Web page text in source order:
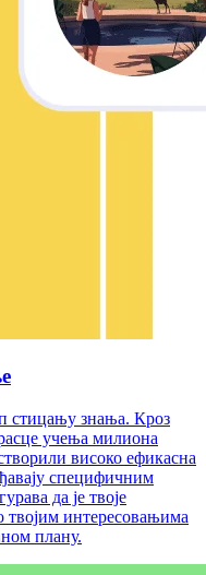
стицању знања. Кроз
учења милиона
високо ефикасна
специфичним
да је твоје
твојим интересовањима
плану.